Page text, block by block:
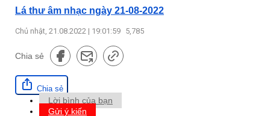
Lá thư âm nhạc ngày 21-08-2022
Chủ nhật, 21.08.2022 | 19:01:59 5,785
Chia sẻ
Chia sẻ
Lời bình của bạn
Gửi ý kiến